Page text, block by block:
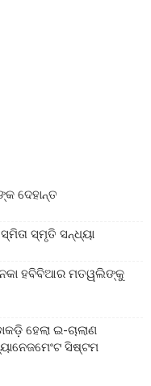
ଦେହାନ୍ତ
ସ୍ମୃତି ସନ୍ଧ୍ୟା
ହବିବିଆର ମତୱଲିଙ୍କୁ
ହେଲା ଇ-ଚାଲାଣ
ସିଷ୍ଟମ